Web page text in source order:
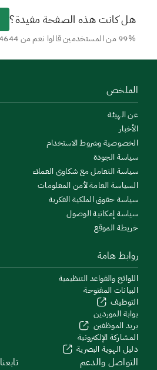
هل كانت هذه الصفحة مفيدة؟
99% من المستخدمين قالوا نعم من 4644 تعليق
الملخص
عن الهيئة
الأخبار
الخصوصية وشروط الاستخدام
سياسة الجودة
سياسة التعامل مع شكاوى العملاء
السياسة العامة لأمن المعلومات
سياسة حقوق الملكية الفكرية
سياسة إمكانية الوصول
خريطة الموقع
روابط هامة
اللوائح والقواعد التنظيمية
البيانات المفتوحة
التوظيف
بوابة الموردين
بريد الموظفين
المشاركة الإلكترونية
دليل الهوية البصرية
التواصل والدعم تابعنا